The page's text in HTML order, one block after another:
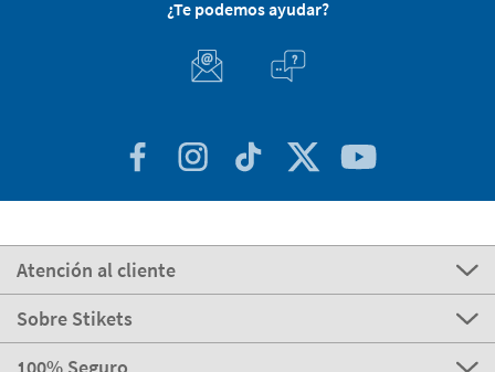
¿Te podemos ayudar?
Atención al cliente
Sobre Stikets